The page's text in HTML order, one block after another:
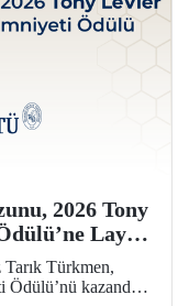
2026 Tony
Layık
Türkmen,
kazandı.